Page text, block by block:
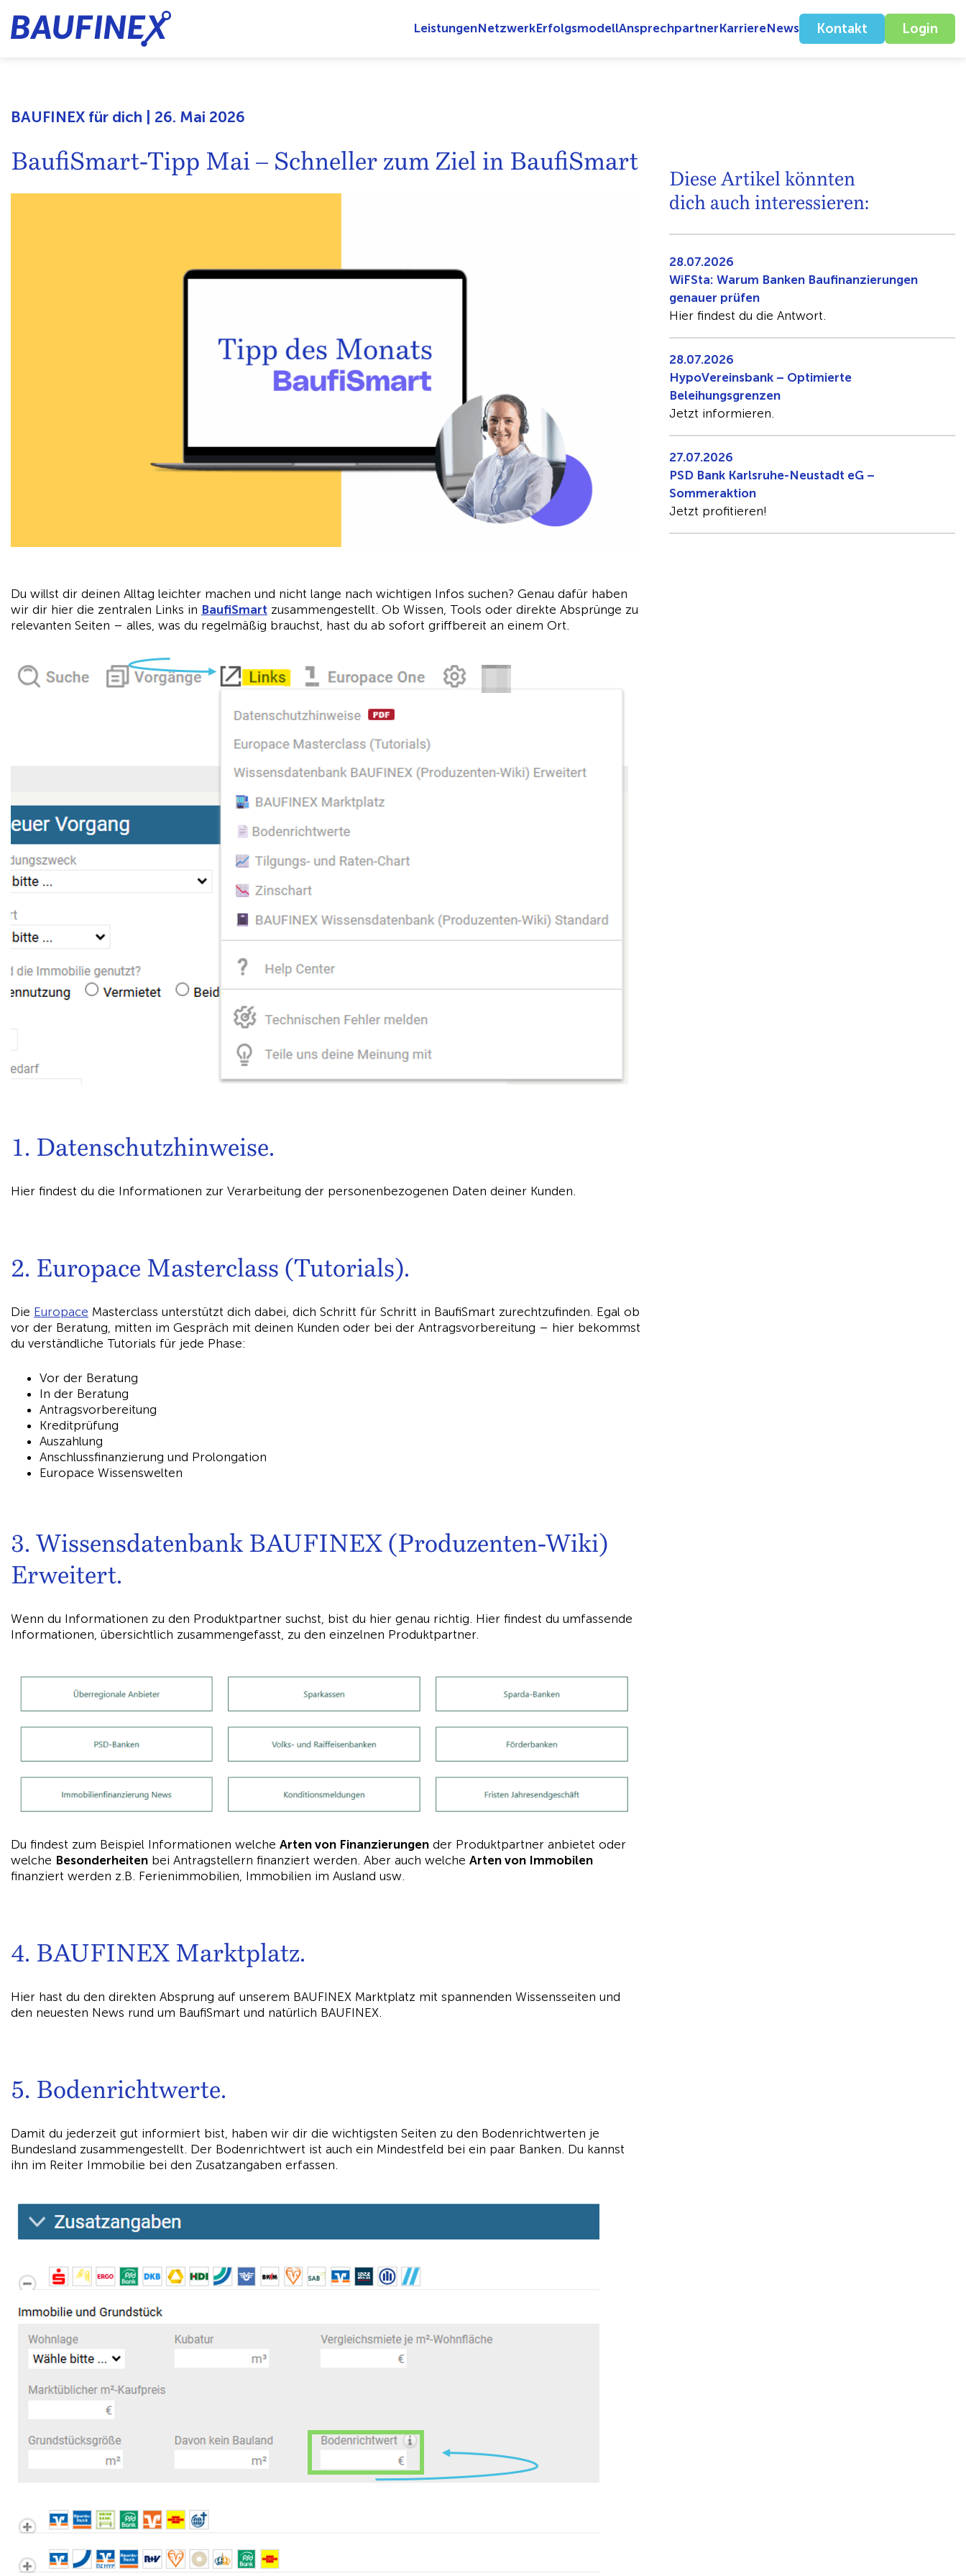
LeistungenNetzwerkErfolgsmodellAnsprechpartnerKarriereNews Kontakt Login
BAUFINEX für dich | 26. Mai 2026
BaufiSmart-Tipp Mai – Schneller zum Ziel in BaufiSmart
Du willst dir deinen Alltag leichter machen und nicht lange nach wichtigen Infos suchen? Genau dafür haben
wir dir hier die zentralen Links in BaufiSmart zusammengestellt. Ob Wissen, Tools oder direkte Absprünge zu
relevanten Seiten – alles, was du regelmäßig brauchst, hast du ab sofort griffbereit an einem Ort.
1. Datenschutzhinweise.
Hier findest du die Informationen zur Verarbeitung der personenbezogenen Daten deiner Kunden.
2. Europace Masterclass (Tutorials).
Die Europace Masterclass unterstützt dich dabei, dich Schritt für Schritt in BaufiSmart zurechtzufinden. Egal ob
vor der Beratung, mitten im Gespräch mit deinen Kunden oder bei der Antragsvorbereitung – hier bekommst
du verständliche Tutorials für jede Phase:
Vor der Beratung
In der Beratung
Antragsvorbereitung
Kreditprüfung
Auszahlung
Anschlussfinanzierung und Prolongation
Europace Wissenswelten
3. Wissensdatenbank BAUFINEX (Produzenten-Wiki)
Erweitert.
Wenn du Informationen zu den Produktpartner suchst, bist du hier genau richtig. Hier findest du umfassende
Informationen, übersichtlich zusammengefasst, zu den einzelnen Produktpartner.
Du findest zum Beispiel Informationen welche Arten von Finanzierungen der Produktpartner anbietet oder
welche Besonderheiten bei Antragstellern finanziert werden. Aber auch welche Arten von Immobilen
finanziert werden z.B. Ferienimmobilien, Immobilien im Ausland usw.
4. BAUFINEX Marktplatz.
Hier hast du den direkten Absprung auf unserem BAUFINEX Marktplatz mit spannenden Wissensseiten und
den neuesten News rund um BaufiSmart und natürlich BAUFINEX.
5. Bodenrichtwerte.
Damit du jederzeit gut informiert bist, haben wir dir die wichtigsten Seiten zu den Bodenrichtwerten je
Bundesland zusammengestellt. Der Bodenrichtwert ist auch ein Mindestfeld bei ein paar Banken. Du kannst
ihn im Reiter Immobilie bei den Zusatzangaben erfassen.
Diese Artikel könnten
dich auch interessieren:
28.07.2026
WiFSta: Warum Banken Baufinanzierungen
genauer prüfen
Hier findest du die Antwort.
28.07.2026
HypoVereinsbank – Optimierte
Beleihungsgrenzen
Jetzt informieren.
27.07.2026
PSD Bank Karlsruhe-Neustadt eG –
Sommeraktion
Jetzt profitieren!